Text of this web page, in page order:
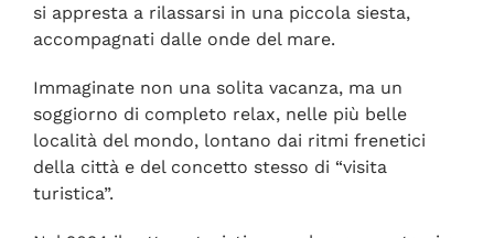
si appresta a rilassarsi in una piccola siesta,
accompagnati dalle onde del mare.
Immaginate non una solita vacanza, ma un
soggiorno di completo relax, nelle più belle
località del mondo, lontano dai ritmi frenetici
della città e del concetto stesso di “visita
turistica”.